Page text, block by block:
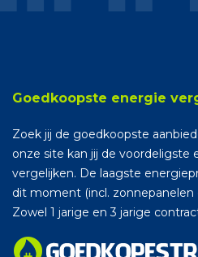
Goedkoopste energie
Zoek jij de goedkoopste
onze site kan jij de voordeligste
vergelijken. De laagste
dit moment (incl.
Zowel 1 jarige en 3 jarige